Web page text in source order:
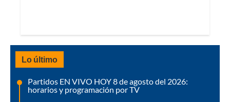
Lo último
Partidos EN VIVO HOY 8 de agosto del 2026:
horarios y programación por TV